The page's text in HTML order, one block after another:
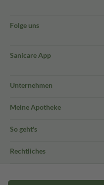
Folge uns
Sanicare App
Unternehmen
Meine Apotheke
So geht's
Rechtliches